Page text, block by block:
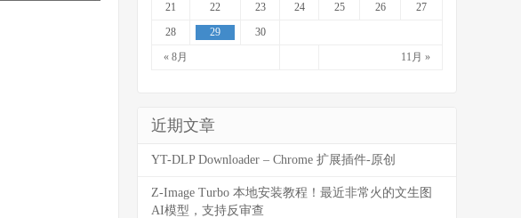
« 8月 11月 »
21
22 23 24 25 26
27
28
29 30
近期文章
YT-DLP Downloader – Chrome 扩展插件-原创
Z-Image Turbo 本地安装教程！最近非常火的文生图
AI模型，支持反审查